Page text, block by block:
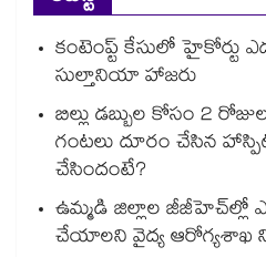
కంటెంప్ట్ కేసులో హైకోర్టు
సుల్తానియా హాజరు
బిల్లు డబ్బుల కోసం 2
గంటలు దూరం చేసిన
చేసిందంటే?
ఉమ్మడి జిల్లాల జీజీహెచ్‌‌ల్లో
చేయాలని వైద్య ఆరోగ్యశాఖ